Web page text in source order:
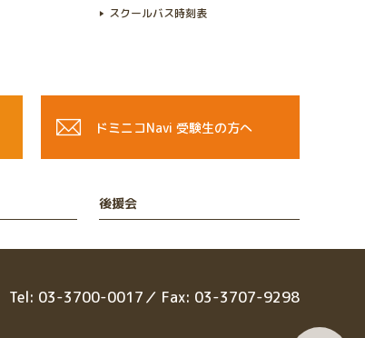
スクールバス時刻表
ドミニコNavi 受験生の方へ
後援会
Tel: 03-3700-0017／ Fax: 03-3707-9298